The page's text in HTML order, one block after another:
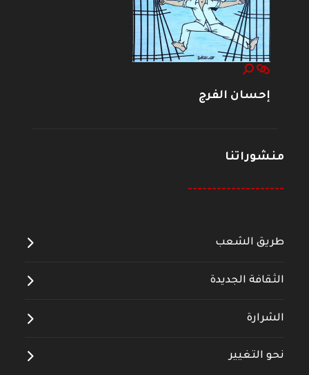
إحسان الفرج
منشوراتنا
--------------------
طريق الشعب
الثقافة الجديدة
الشرارة
نحو التغيير